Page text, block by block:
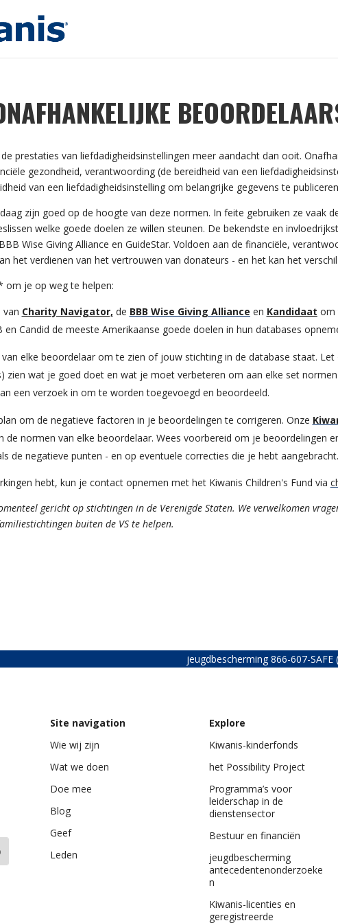
prestaties van liefdadigheidsinstellingen meer aandacht dan ooit.
gezondheid, verantwoording (de bereidheid van een
van een liefdadigheidsinstelling om belangrijke gegevens te
zijn goed op de hoogte van deze normen. In feite gebruiken ze vaak
welke goede doelen ze willen steunen. De bekendste en
Wise Giving Alliance en GuideStar. Voldoen aan de financiële,
het verdienen van het vertrouwen van donateurs - en het kan het
om je op weg te helpen:
van Charity Navigator, de BBB Wise Giving Alliance en Kandidaat om
en Candid de meeste Amerikaanse goede doelen in hun databases
elke beoordelaar om te zien of jouw stichting in de database staat.
zien wat je goed doet en wat je moet verbeteren om aan elke set
een verzoek in om te worden toegevoegd en beoordeeld.
om de negatieve factoren in je beoordelingen te corrigeren. Onze
de normen van elke beoordelaar. Wees voorbereid om je beoordelingen
de negatieve punten - en op eventuele correcties die je hebt aangebracht.
hebt, kun je contact opnemen met het Kiwanis Children's Fund via
gericht op stichtingen in de Verenigde Staten. We verwelkomen
buiten de VS te helpen.
jeugdbescherming 866-607-SAFE
Site navigation
Wie wij zijn
Wat we doen
Doe mee
Blog
Geef
Leden
Explore
Kiwanis-kinderfonds
het Possibility Project
Programma’s voor
leiderschap in de
dienstensector
Bestuur en financiën
jeugdbescherming
antecedentenonderzoeke
n
Kiwanis-licenties en
geregistreerde